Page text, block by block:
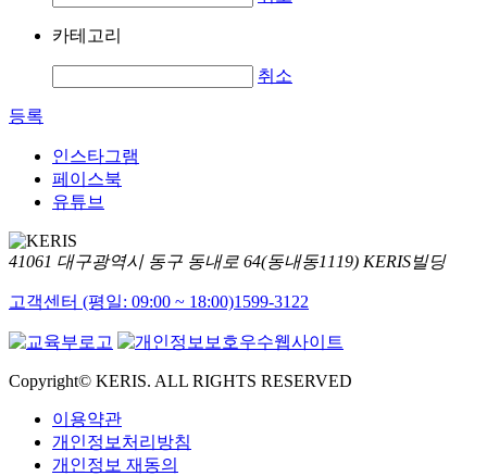
카테고리
취소
등록
인스타그램
페이스북
유튜브
41061 대구광역시 동구 동내로 64(동내동1119) KERIS빌딩
고객센터 (평일: 09:00 ~ 18:00)1599-3122
Copyright© KERIS. ALL RIGHTS RESERVED
이용약관
개인정보처리방침
개인정보 재동의